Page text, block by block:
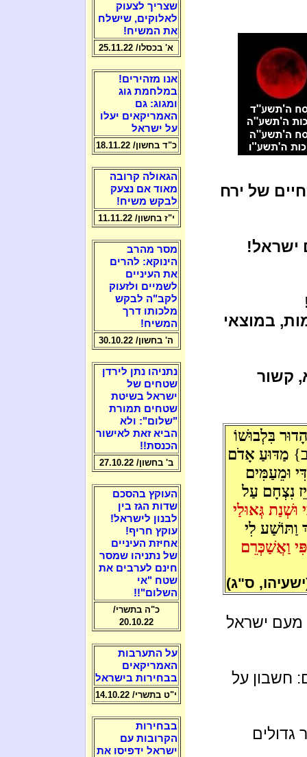
של ירח
ישראל!
במוצאי
קשור
בִּלְבוּשׁוֹ
מַדּוּעַ אָדֹם
וּמֵעַמִּים
נִצְחָם עַל
וּשְׁנַת גְּאוּלַי
וַתּוֹשַׁע לִי
וַאֲשַׁכְּרֵם
מעם ישראל
חשבון על
גדולים
שצריך לצעוק
לאלוקים, שישלח
את המשיח!
א' בכסלו/ 25.11.22
אנו מזהירים!
במלחמת גוג
ומגוג: גם
האמריקאים יעלו
על ישראל
כ"ד בחשון/ 18.11.22
הגאולה קרובה
מאוד אם נצעק
לבקש משיח!
י"ז בחשון/ 11.11.22
מסר מהרב
הינוקא: להרים
את העיניים
לשמיים ולזעוק
לקב"ה לבקש
מלכותו דרך
המשיח!
ה' בחשון/ 30.10.22
נתניהו נתן לירדן
שטחים של
ישראל בשיטת
שטחים תמורת
"שלום": ולא
הביא זאת לאישור
הכנסת!!
ב' בחשון/ 27.10.22
העוקץ בהסכם
שדות הגז בין
לבנון לישראל!
עוקץ חריף!
אחיזת העיניים
של נתניהו שמסר
חינם לערבים את
שטח "אי
השלום"!!
כ"ה בתשרי/
20.10.22
על התערבות
האמריקאים
בבחירות בישראל
י"ט בתשרי/ 14.10.22
בבחירות
הקרובות עם
ישראל ידפיסו את